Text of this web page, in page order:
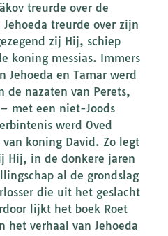
treurde over de
treurde over zijn
zij Hij, schiep
koning messias. Immers
Jehoeda en Tamar werd
de nazaten van Perets,
met een niet-Joods
werd Oved
koning David. Zo legt
Hij, in de donkere jaren
al de grondslag
die uit het geslacht
lijkt het boek Roet
het verhaal van Jehoeda